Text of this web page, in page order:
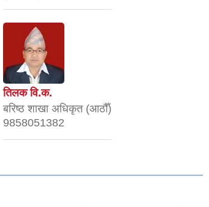
तिलक वि.क.
बरिष्ठ शाखा अधिकृत (आठौँ)
9858051382